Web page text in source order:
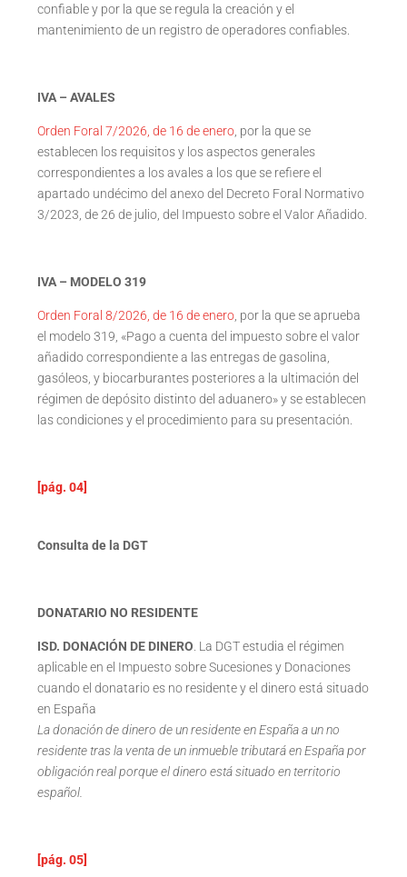
confiable y por la que se regula la creación y el
mantenimiento de un registro de operadores confiables.
IVA – AVALES
Orden Foral 7/2026, de 16 de enero, por la que se
establecen los requisitos y los aspectos generales
correspondientes a los avales a los que se refiere el
apartado undécimo del anexo del Decreto Foral Normativo
3/2023, de 26 de julio, del Impuesto sobre el Valor Añadido.
IVA – MODELO 319
Orden Foral 8/2026, de 16 de enero, por la que se aprueba
el modelo 319, «Pago a cuenta del impuesto sobre el valor
añadido correspondiente a las entregas de gasolina,
gasóleos, y biocarburantes posteriores a la ultimación del
régimen de depósito distinto del aduanero» y se establecen
las condiciones y el procedimiento para su presentación.
[pág. 04]
Consulta de la DGT
DONATARIO NO RESIDENTE
ISD. DONACIÓN DE DINERO . La DGT estudia el régimen
aplicable en el Impuesto sobre Sucesiones y Donaciones
cuando el donatario es no residente y el dinero está situado
en España
La donación de dinero de un residente en España a un no
residente tras la venta de un inmueble tributará en España por
obligación real porque el dinero está situado en territorio
español.
[pág. 05]